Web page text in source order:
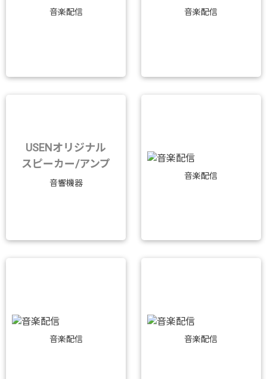
音楽配信 音楽配信
USENオリジナル
スピーカー/アンプ
音響機器
音楽配信
音楽配信 音楽配信